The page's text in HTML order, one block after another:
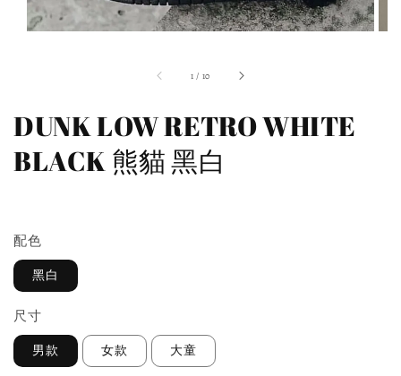
1 / 10
DUNK LOW RETRO WHITE
BLACK 熊貓 黑白
配色
黑白
尺寸
男款 女款 大童